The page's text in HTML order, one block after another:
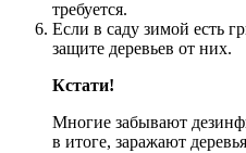
требуется.
Если в саду зимой есть
защите деревьев от них.
Кстати!
Многие забывают
в итоге, заражают